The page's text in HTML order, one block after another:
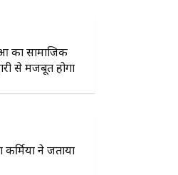
का सामाजिक
से मजबूत होगा
ने जताया